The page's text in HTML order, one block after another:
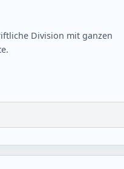
Division mit ganzen